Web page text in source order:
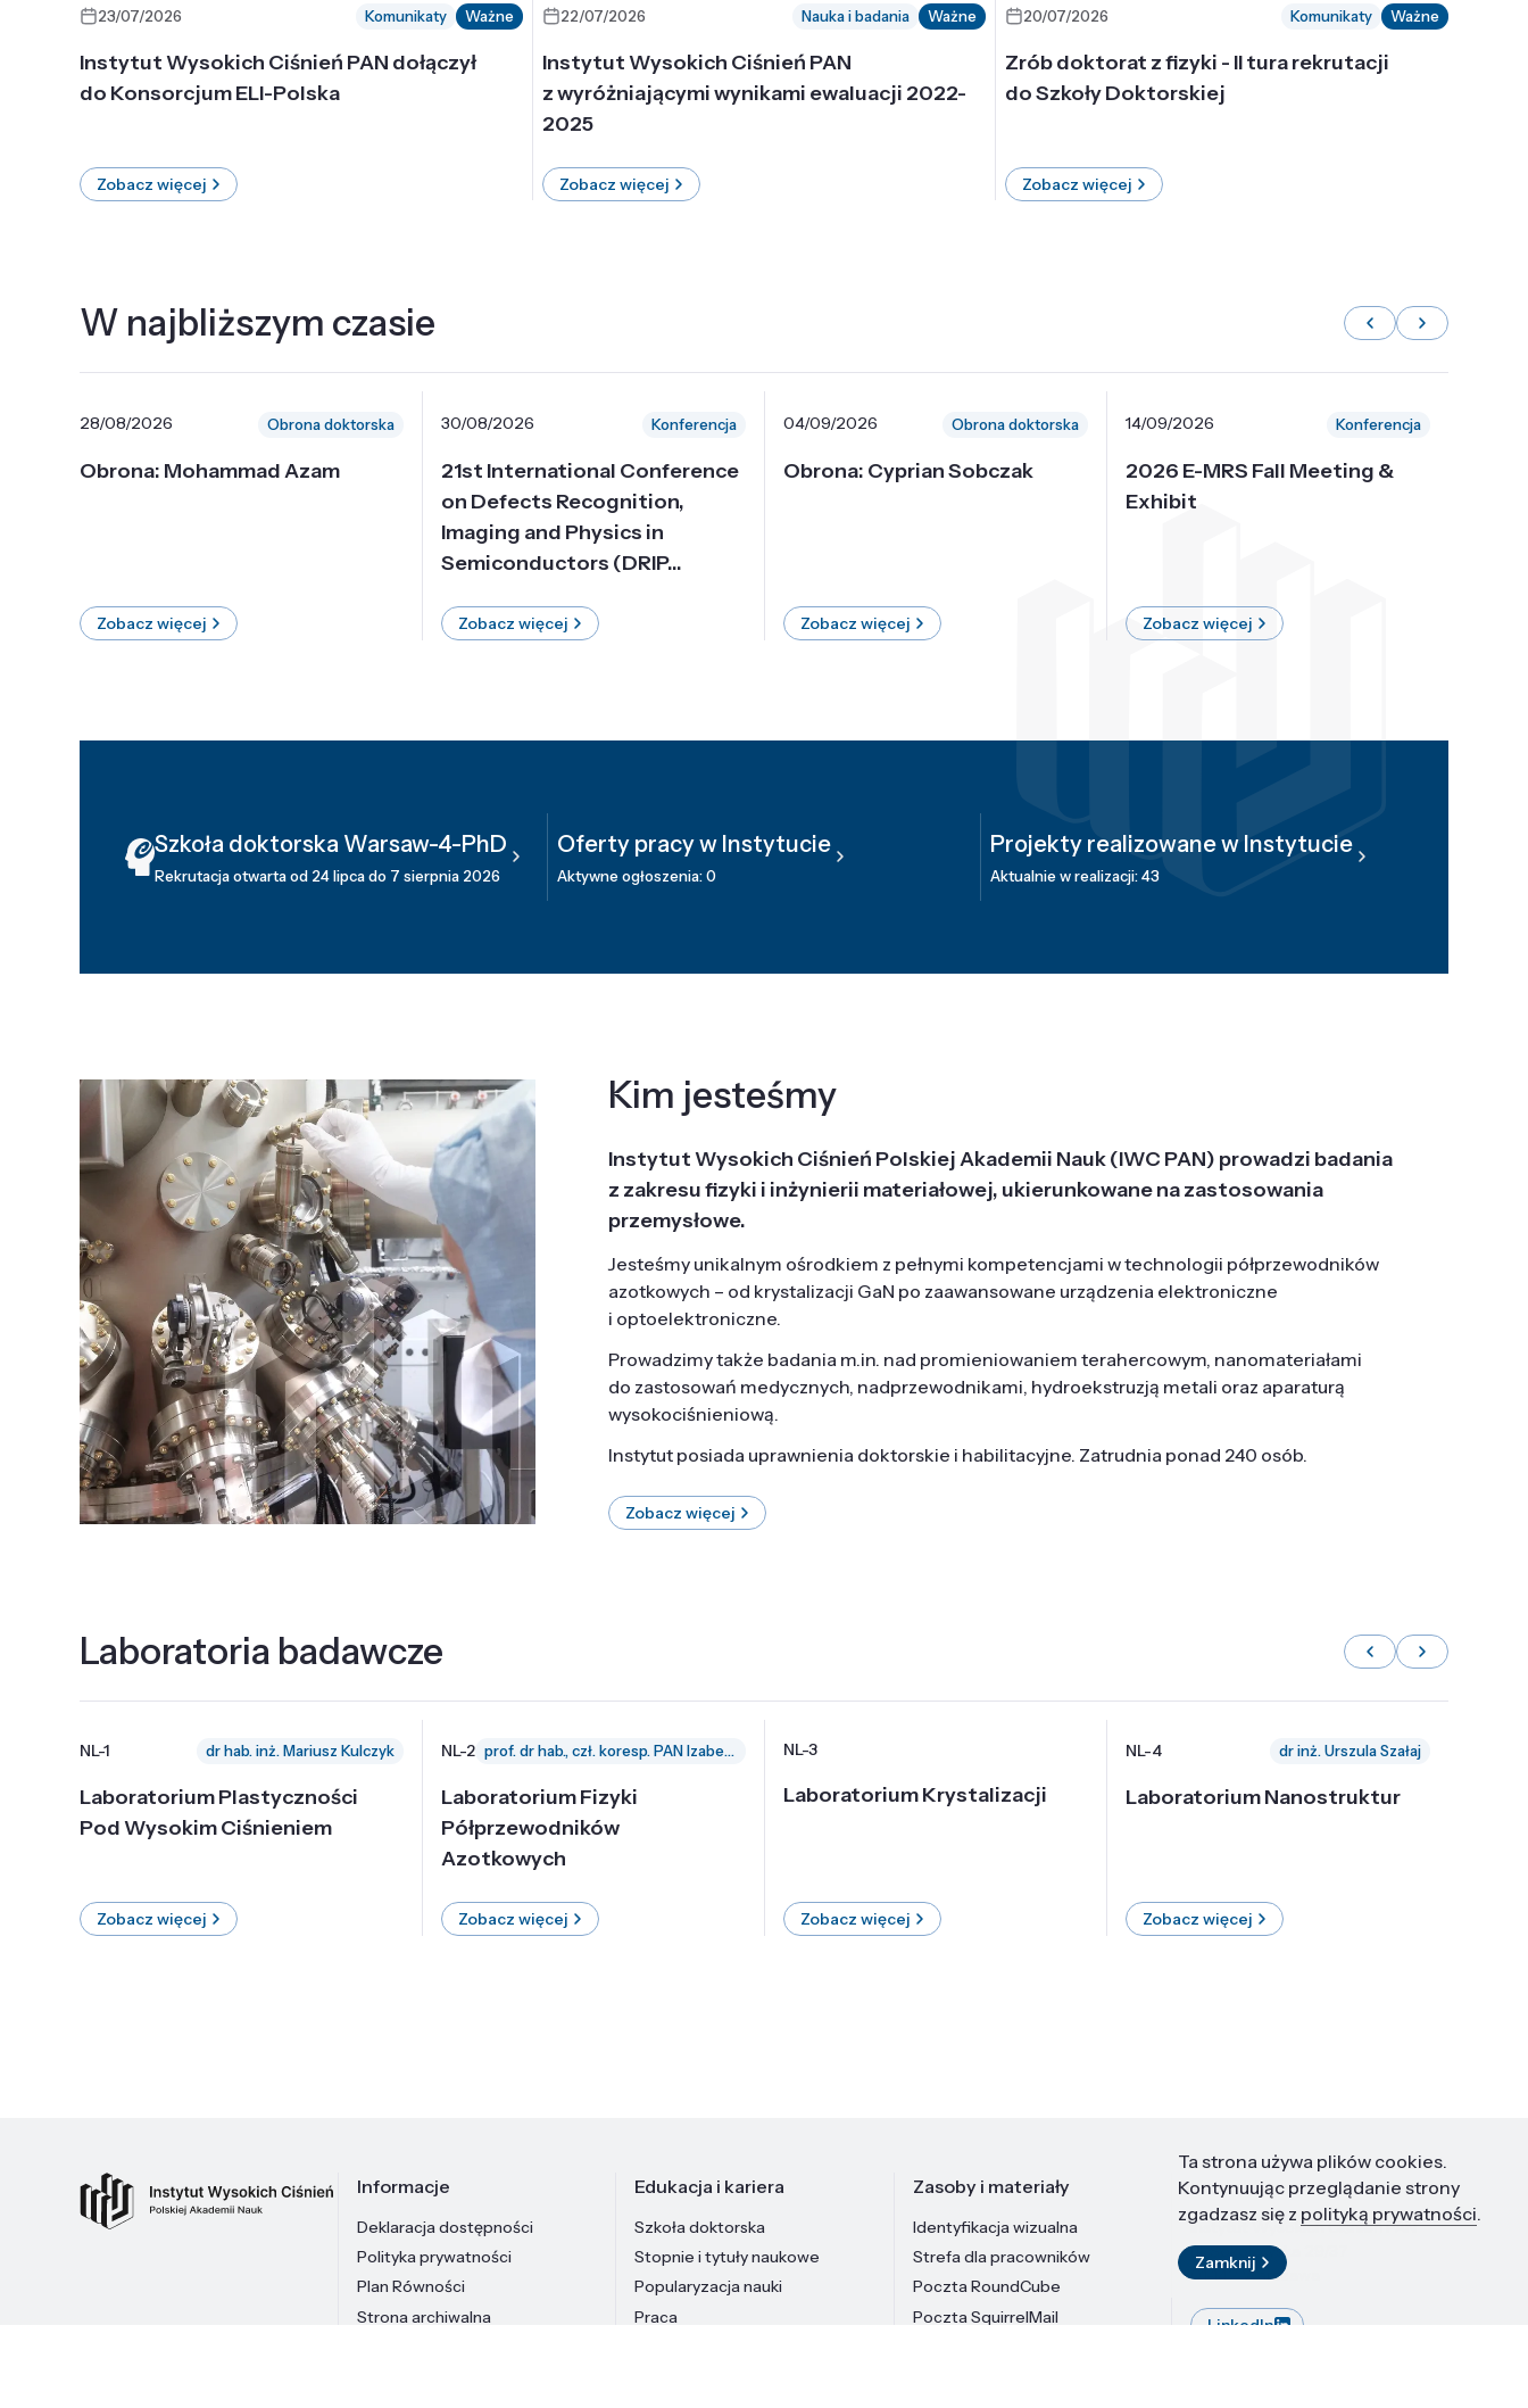
23/07/2026 Komunikaty Ważne
Instytut Wysokich Ciśnień PAN dołączył
do Konsorcjum ELI-Polska
Zobacz więcej
22/07/2026 Nauka i badania Ważne
Instytut Wysokich Ciśnień PAN
z wyróżniającymi wynikami ewaluacji 2022-
2025
Zobacz więcej
20/07/2026 Komunikaty Ważne
Zrób doktorat z fizyki - II tura rekrutacji
do Szkoły Doktorskiej
Zobacz więcej
W najbliższym czasie
28/08/2026 Obrona doktorska
Obrona: Mohammad Azam
Zobacz więcej
30/08/2026 Konferencja
21st International Conference
on Defects Recognition,
Imaging and Physics in
Semiconductors (DRIP...
Zobacz więcej
04/09/2026 Obrona doktorska
Obrona: Cyprian Sobczak
Zobacz więcej
14/09/2026 Konferencja
2026 E-MRS Fall Meeting &
Exhibit
Zobacz więcej
Szkoła doktorska Warsaw-4-PhD
Rekrutacja otwarta od 24 lipca do 7 sierpnia 2026
Oferty pracy w Instytucie
Aktywne ogłoszenia: 0
Projekty realizowane w Instytucie
Aktualnie w realizacji: 43
Kim jesteśmy
Instytut Wysokich Ciśnień Polskiej Akademii Nauk (IWC PAN) prowadzi badania
z zakresu fizyki i inżynierii materiałowej, ukierunkowane na zastosowania
przemysłowe.
Jesteśmy unikalnym ośrodkiem z pełnymi kompetencjami w technologii półprzewodników
azotkowych – od krystalizacji GaN po zaawansowane urządzenia elektroniczne
i optoelektroniczne.
Prowadzimy także badania m.in. nad promieniowaniem terahercowym, nanomateriałami
do zastosowań medycznych, nadprzewodnikami, hydroekstruzją metali oraz aparaturą
wysokociśnieniową.
Instytut posiada uprawnienia doktorskie i habilitacyjne. Zatrudnia ponad 240 osób.
Zobacz więcej
Laboratoria badawcze
NL-1 dr hab. inż. Mariusz Kulczyk
Laboratorium Plastyczności
Pod Wysokim Ciśnieniem
Zobacz więcej
NL-2 prof. dr hab., czł. koresp. PAN Izabella Grzegory
Laboratorium Fizyki
Półprzewodników
Azotkowych
Zobacz więcej
NL-3
Laboratorium Krystalizacji
Zobacz więcej
NL-4 dr inż. Urszula Szałaj
Laboratorium Nanostruktur
Zobacz więcej
Informacje
Deklaracja dostępności
Polityka prywatności
Plan Równości
Strona archiwalna
Edukacja i kariera
Szkoła doktorska
Stopnie i tytuły naukowe
Popularyzacja nauki
Praca
Zasoby i materiały
Identyfikacja wizualna
Strefa dla pracowników
Poczta RoundCube
Poczta SquirrelMail
Kontakt
Instytut Wysokich Ciśnień PAN
ul. Sokołowska 29/37
01-142 Warszawa
LinkedIn
Ta strona używa plików cookies.
Kontynuując przeglądanie strony
zgadzasz się z polityką prywatności.
Zamknij